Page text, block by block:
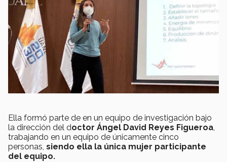
Ella formó parte de en un equipo de investigación bajo
la dirección del doctor Ángel David Reyes Figueroa,
trabajando en un equipo de únicamente cinco
personas, siendo ella la única mujer participante
del equipo.